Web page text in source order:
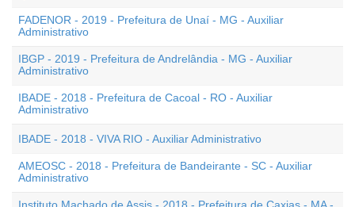
FADENOR - 2019 - Prefeitura de Unaí - MG - Auxiliar
Administrativo
IBGP - 2019 - Prefeitura de Andrelândia - MG - Auxiliar
Administrativo
IBADE - 2018 - Prefeitura de Cacoal - RO - Auxiliar
Administrativo
IBADE - 2018 - VIVA RIO - Auxiliar Administrativo
AMEOSC - 2018 - Prefeitura de Bandeirante - SC - Auxiliar
Administrativo